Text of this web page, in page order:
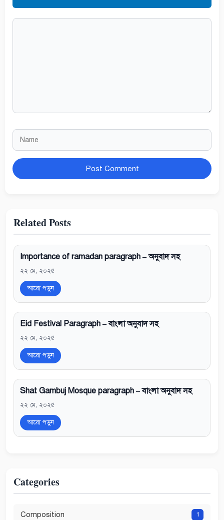
Comment
Name
Website
Related Posts
Importance of ramadan paragraph – অনুবাদ সহ
২২ মে, ২০২৫
আরো পড়ুন
Eid Festival Paragraph – বাংলা অনুবাদ সহ
২২ মে, ২০২৫
আরো পড়ুন
Shat Gambuj Mosque paragraph – বাংলা অনুবাদ সহ
২২ মে, ২০২৫
আরো পড়ুন
Categories
Composition 1